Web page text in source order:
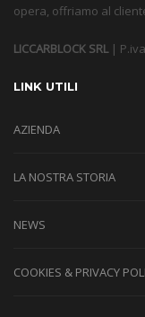
opera, offriamo al
LICCARBLOCK SRL |
LINK UTILI
AZIENDA
LA NOSTRA STORIA
NEWS
COOKIES & PRIVACY